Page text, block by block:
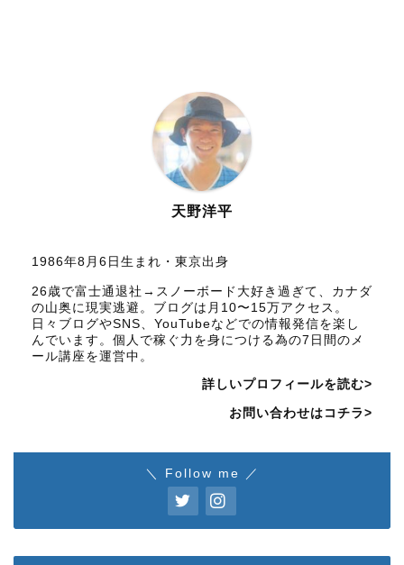
天野洋平
1986年8月6日生まれ・東京出身
26歳で富士通退社→スノーボード大好き過ぎて、カナダ
の山奥に現実逃避。ブログは月10〜15万アクセス。
日々ブログやSNS、YouTubeなどでの情報発信を楽し
んでいます。個人で稼ぐ力を身につける為の7日間のメ
ール講座を運営中。
詳しいプロフィールを読む>
お問い合わせはコチラ>
＼ Follow me ／